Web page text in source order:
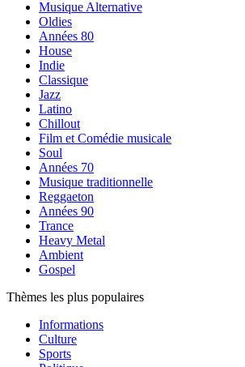
Musique Alternative
Oldies
Années 80
House
Indie
Classique
Jazz
Latino
Chillout
Film et Comédie musicale
Soul
Années 70
Musique traditionnelle
Reggaeton
Années 90
Trance
Heavy Metal
Ambient
Gospel
Thèmes les plus populaires
Informations
Culture
Sports